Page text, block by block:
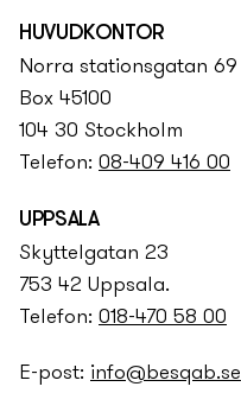
HUVUDKONTOR
Norra stationsgatan 69
Box 45100
104 30 Stockholm
Telefon: 08-409 416 00
UPPSALA
Skyttelgatan 23
753 42 Uppsala.
Telefon: 018-470 58 00
E-post: info@besqab.se